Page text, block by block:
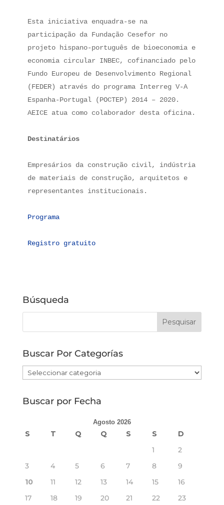
Esta iniciativa enquadra-se na
participação da Fundação Cesefor no
projeto hispano-português de bioeconomia e
economia circular INBEC, cofinanciado pelo
Fundo Europeu de Desenvolvimento Regional
(FEDER) através do programa Interreg V-A
Espanha-Portugal (POCTEP) 2014 – 2020.
AEICE atua como colaborador desta oficina.
Destinatários
Empresários da construção civil, indústria
de materiais de construção, arquitetos e
representantes institucionais.
Programa
Registro gratuito
Búsqueda
Buscar Por Categorías
Buscar
Categorías
Buscar por Fecha
Agosto 2026
S T Q Q S S
D
1
2
3
4 5 6 7 8
9
10
11 12 13 14 15
16
17
18 19 20 21 22 23